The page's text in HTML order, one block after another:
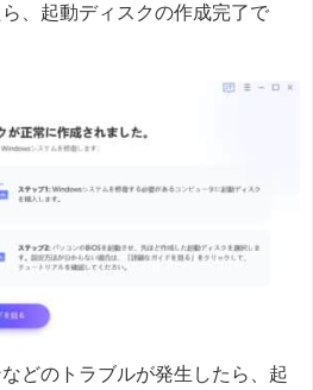
、起動ディスクの作成完了で
どのトラブルが発生したら、起